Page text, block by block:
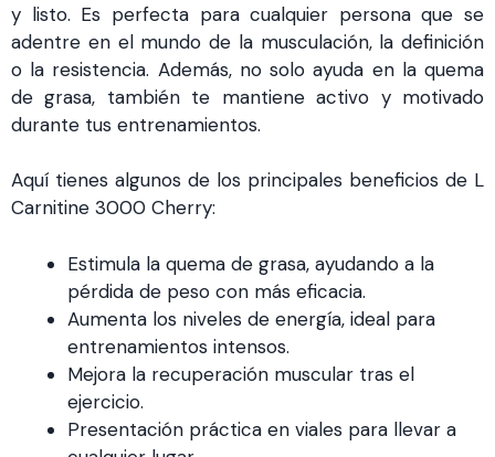
y listo. Es perfecta para cualquier persona que se
adentre en el mundo de la musculación, la definición
o la resistencia. Además, no solo ayuda en la quema
de grasa, también te mantiene activo y motivado
durante tus entrenamientos.
Aquí tienes algunos de los principales beneficios de L
Carnitine 3000 Cherry:
Estimula la quema de grasa, ayudando a la
pérdida de peso con más eficacia.
Aumenta los niveles de energía, ideal para
entrenamientos intensos.
Mejora la recuperación muscular tras el
ejercicio.
Presentación práctica en viales para llevar a